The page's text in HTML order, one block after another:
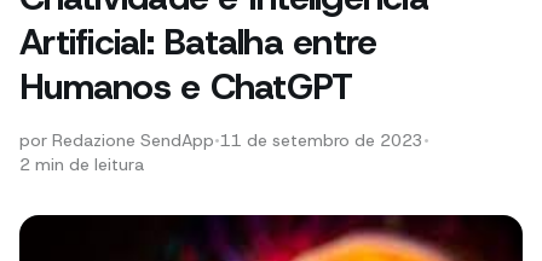
Artificial: Batalha entre
Humanos e ChatGPT
por Redazione SendApp•11 de setembro de 2023•
2 min de leitura